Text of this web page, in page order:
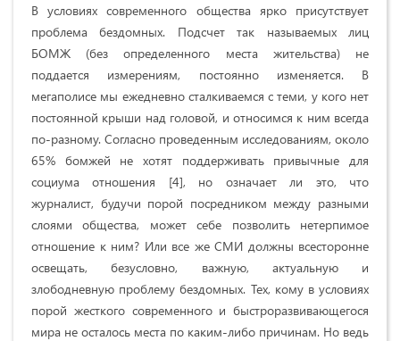
В условиях современного общества ярко присутствует
проблема бездомных. Подсчет так называемых лиц
БОМЖ (без определенного места жительства) не
поддается измерениям, постоянно изменяется. В
мегаполисе мы ежедневно сталкиваемся с теми, у кого нет
постоянной крыши над головой, и относимся к ним всегда
по-разному. Согласно проведенным исследованиям, около
65% бомжей не хотят поддерживать привычные для
социума отношения [4], но означает ли это, что
журналист, будучи порой посредником между разными
слоями общества, может себе позволить нетерпимое
отношение к ним? Или все же СМИ должны всесторонне
освещать, безусловно, важную, актуальную и
злободневную проблему бездомных. Тех, кому в условиях
порой жесткого современного и быстроразвивающегося
мира не осталось места по каким-либо причинам. Но ведь